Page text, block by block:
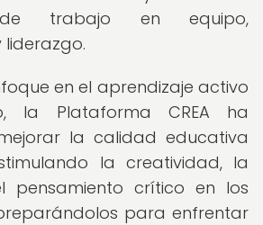
de trabajo en equipo,
en el aprendizaje activo
la Plataforma CREA ha
la calidad educativa
la creatividad, la
pensamiento crítico en los
para enfrentar